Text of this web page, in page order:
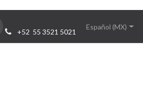
Contáctanos
+52 55 3521 5021
Español (MX)